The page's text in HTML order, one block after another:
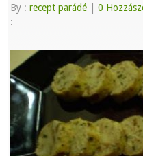
By :recept parádé 0
: